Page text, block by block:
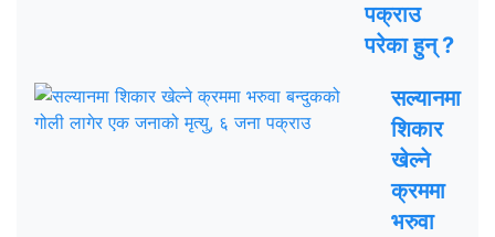
पक्राउ
परेका हुन् ?
सल्यानमा
शिकार
खेल्ने
क्रममा
भरुवा